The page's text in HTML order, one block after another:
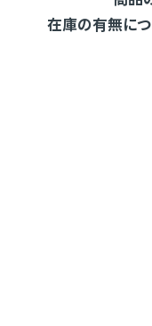
在庫の有無に